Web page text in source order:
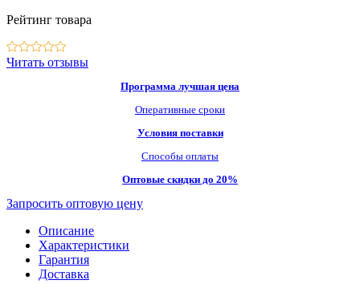
Рейтинг товара
Читать отзывы
Программа лучшая цена
Оперативные сроки
Условия поставки
Способы оплаты
Оптовые скидки до 20%
Запросить оптовую цену
Описание
Характеристики
Гарантия
Доставка